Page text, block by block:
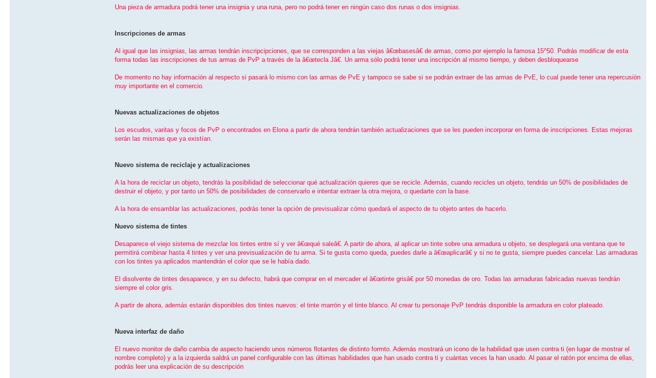
Una pieza de armadura podrá tener una insignia y una runa, pero no podrá tener en ningún caso dos runas o dos insignias.
Inscripciones de armas
Al igual que las insignias, las armas tendrán inscripcipciones, que se corresponden a las viejas â€œbasesâ€ de armas, como por ejemplo la famosa 15^50. Podrás modificar de esta
forma todas las inscripciones de tus armas de PvP a través de la â€œtecla Jâ€. Un arma sólo podrá tener una inscripción al mismo tiempo, y deben desbloquearse
De momento no hay información al respecto si pasará lo mismo con las armas de PvE y tampoco se sabe si se podrán extraer de las armas de PvE, lo cual puede tener una repercusión
muy importante en el comercio.
Nuevas actualizaciones de objetos
Los escudos, varitas y focos de PvP o encontrados en Elona a partir de ahora tendrán también actualizaciones que se les pueden incorporar en forma de inscripciones. Estas mejoras
serán las mismas que ya existí­an.
Nuevo sistema de reciclaje y actualizaciones
A la hora de reciclar un objeto, tendrás la posibilidad de seleccionar qué actualización quieres que se recicle. Además, cuando recicles un objeto, tendrás un 50% de posibilidades de
destruir el objeto, y por tanto un 50% de posibilidades de conservarlo e intentar extraer la otra mejora, o quedarte con la base.
A la hora de ensamblar las actualizaciones, podrás tener la opción de previsualizar cómo quedará el aspecto de tu objeto antes de hacerlo.
Nuevo sistema de tintes
Desaparece el viejo sistema de mezclar los tintes entre sí­ y ver â€œqué saleâ€. A partir de ahora, al aplicar un tinte sobre una armadura u objeto, se desplegará una ventana que te
permitirá combinar hasta 4 tintes y ver una previsualización de tu arma. Si te gusta como queda, puedes darle a â€œaplicarâ€ y si no te gusta, siempre puedes cancelar. Las armaduras
con los tintes ya aplicados mantendrán el color que se le habí­a dado.
El disolvente de tintes desaparece, y en su defecto, habrá que comprar en el mercader el â€œtinte grisâ€ por 50 monedas de oro. Todas las armaduras fabricadas nuevas tendrán
siempre el color gris.
A partir de ahora, además estarán disponibles dos tintes nuevos: el tinte marrón y el tinte blanco. Al crear tu personaje PvP tendrás disponible la armadura en color plateado.
Nueva interfaz de daño
El nuevo monitor de daño cambia de aspecto haciendo unos números flotantes de distinto formto. Además mostrará un icono de la habilidad que usen contra ti (en lugar de mostrar el
nombre completo) y a la izquierda saldrá un panel configurable con las últimas habilidades que han usado contra ti y cuántas veces la han usado. Al pasar el ratón por encima de ellas,
podrás leer una explicación de su descripción